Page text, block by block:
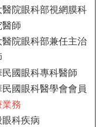
醫院眼科部視網膜科
醫師
醫院眼科部兼任主治
民國眼科專科醫師
民國眼科醫學會會員
業務
眼科疾病